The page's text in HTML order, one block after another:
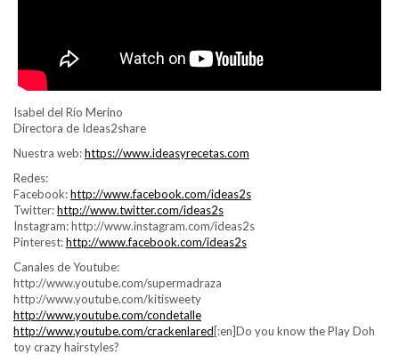
Isabel del Río Merino
Directora de Ideas2share
Nuestra web:https://www.ideasyrecetas.com
Redes:
Facebook:http://www.facebook.com/ideas2s
Twitter:http://www.twitter.com/ideas2s
Instagram: http://www.instagram.com/ideas2s
Pinterest:http://www.facebook.com/ideas2s
Canales de Youtube:
http://www.youtube.com/supermadraza
http://www.youtube.com/kitisweety
http://www.youtube.com/condetalle
http://www.youtube.com/crackenlared[:en]Do you know the Play Doh
toy crazy hairstyles?